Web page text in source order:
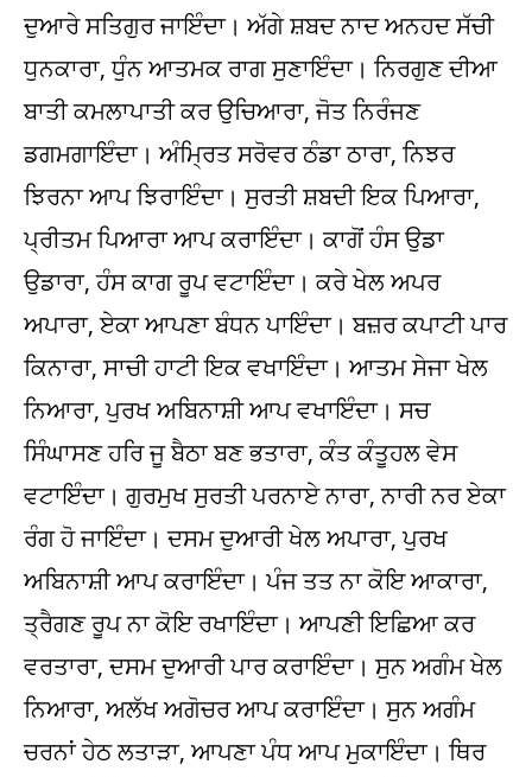
ਦੁਆਰੇ ਸਤਿਗੁਰ ਜਾਇੰਦਾ। ਅੱਗੇ ਸ਼ਬਦ ਨਾਦ ਅਨਹਦ ਸੱਚੀ
ਧੁਨਕਾਰਾ, ਧੁੰਨ ਆਤਮਕ ਰਾਗ ਸੁਣਾਇੰਦਾ। ਨਿਰਗੁਣ ਦੀਆ
ਬਾਤੀ ਕਮਲਾਪਾਤੀ ਕਰ ਉਚਿਆਰਾ, ਜੋਤ ਨਿਰੰਜਣ
ਡਗਮਗਾਇੰਦਾ। ਅੰਮ੍ਰਿਤ ਸਰੋਵਰ ਠੰਡਾ ਠਾਰਾ, ਨਿਝਰ
ਝਿਰਨਾ ਆਪ ਝਿਰਾਇੰਦਾ। ਸੁਰਤੀ ਸ਼ਬਦੀ ਇਕ ਪਿਆਰਾ,
ਪ੍ਰੀਤਮ ਪਿਆਰਾ ਆਪ ਕਰਾਇੰਦਾ। ਕਾਗੋਂ ਹੰਸ ਉਡਾ
ਉਡਾਰਾ, ਹੰਸ ਕਾਗ ਰੂਪ ਵਟਾਇੰਦਾ। ਕਰੇ ਖੇਲ ਅਪਰ
ਅਪਾਰਾ, ਏਕਾ ਆਪਣਾ ਬੰਧਨ ਪਾਇੰਦਾ। ਬਜ਼ਰ ਕਪਾਟੀ ਪਾਰ
ਕਿਨਾਰਾ, ਸਾਚੀ ਹਾਟੀ ਇਕ ਵਖਾਇੰਦਾ। ਆਤਮ ਸੇਜਾ ਖੇਲ
ਨਿਆਰਾ, ਪੁਰਖ ਅਬਿਨਾਸ਼ੀ ਆਪ ਵਖਾਇੰਦਾ। ਸਚ
ਸਿੰਘਾਸਣ ਹਰਿ ਜੂ ਬੈਠਾ ਬਣ ਭਤਾਰਾ, ਕੰਤ ਕੰਤੂਹਲ ਵੇਸ
ਵਟਾਇੰਦਾ। ਗੁਰਮੁਖ ਸੁਰਤੀ ਪਰਨਾਏ ਨਾਰਾ, ਨਾਰੀ ਨਰ ਏਕਾ
ਰੰਗ ਹੋ ਜਾਇੰਦਾ। ਦਸਮ ਦੁਆਰੀ ਖੇਲ ਅਪਾਰਾ, ਪੁਰਖ
ਅਬਿਨਾਸ਼ੀ ਆਪ ਕਰਾਇੰਦਾ। ਪੰਜ ਤਤ ਨਾ ਕੋਇ ਆਕਾਰਾ,
ਤ੍ਰੈਗਣ ਰੂਪ ਨਾ ਕੋਇ ਰਖਾਇੰਦਾ। ਆਪਣੀ ਇਛਿਆ ਕਰ
ਵਰਤਾਰਾ, ਦਸਮ ਦੁਆਰੀ ਪਾਰ ਕਰਾਇੰਦਾ। ਸੁਨ ਅਗੰਮ ਖੇਲ
ਨਿਆਰਾ, ਅਲੱਖ ਅਗੋਚਰ ਆਪ ਕਰਾਇੰਦਾ। ਸੁਨ ਅਗੰਮ
ਚਰਨਾਂ ਹੇਠ ਲਤਾੜਾ, ਆਪਣਾ ਪੰਧ ਆਪ ਮੁਕਾਇੰਦਾ। ਥਿਰ